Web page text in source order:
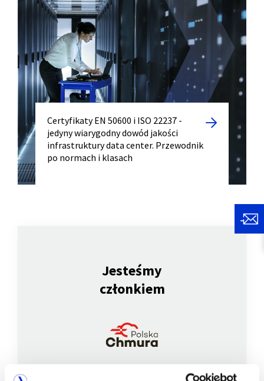
Certyfikaty EN 50600 i ISO 22237 -
jedyny wiarygodny dowód jakości
infrastruktury data center. Przewodnik
po normach i klasach
Jesteśmy
członkiem